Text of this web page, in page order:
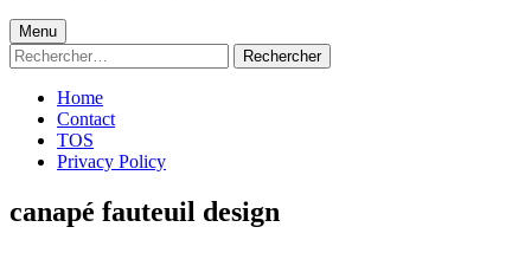
Menu
principal
Menu
Rechercher :
Home
Contact
TOS
Privacy Policy
canapé fauteuil design